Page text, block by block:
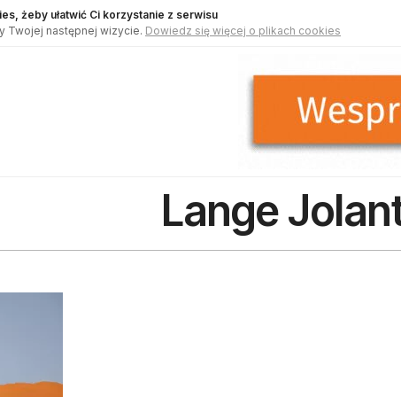
żeby ułatwić Ci korzystanie z serwisu
Twojej następnej wizycie. Dowiedz się więcej o plikach cookies
Lange